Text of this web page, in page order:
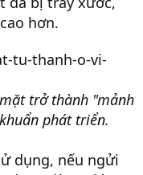
hơn.
trở thành "mảnh
phát triển.
dụng, nếu ngửi